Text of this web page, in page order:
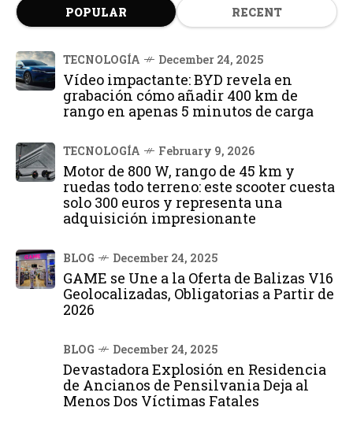
POPULAR RECENT
TECNOLOGÍA December 24, 2025
Vídeo impactante: BYD revela en
grabación cómo añadir 400 km de
rango en apenas 5 minutos de carga
TECNOLOGÍA February 9, 2026
Motor de 800 W, rango de 45 km y
ruedas todo terreno: este scooter cuesta
solo 300 euros y representa una
adquisición impresionante
BLOG December 24, 2025
GAME se Une a la Oferta de Balizas V16
Geolocalizadas, Obligatorias a Partir de
2026
BLOG December 24, 2025
Devastadora Explosión en Residencia
de Ancianos de Pensilvania Deja al
Menos Dos Víctimas Fatales